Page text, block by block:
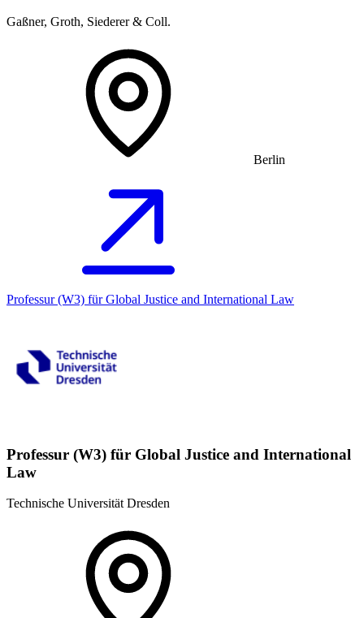
Gaßner, Groth, Siederer & Coll.
Berlin
Professur (W3) für Global Justice and International Law
Professur (W3) für Global Justice and International
Law
Technische Universität Dresden